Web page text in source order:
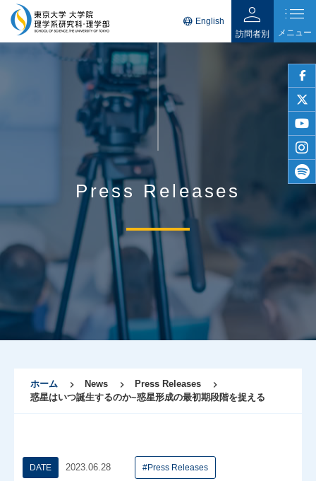
twitter
language English person
訪問者別
list
メニュー
Press Releases
ホーム News
Press Releases
惑星はいつ誕生するのか~惑星形成の最初期段階を捉える
DATE 2023.06.28 #Press Releases